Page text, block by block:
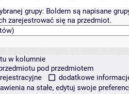
grupy: Boldem są napisane
zarejestrować się na przedmiot.
w kolumnie
pod przedmiotem
dodatkowe
na stałe, edytuj swoje